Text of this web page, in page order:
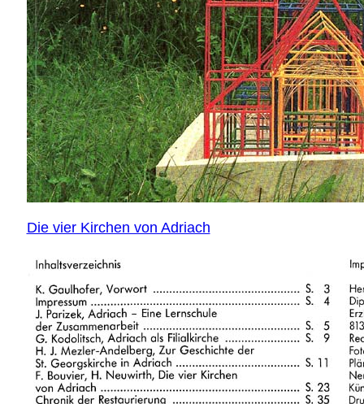
Die vier Kirchen von Adriach